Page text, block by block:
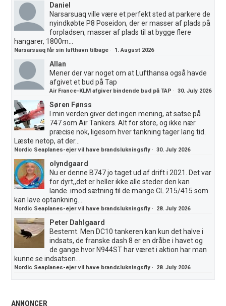
Daniel
Narsarsuaq ville være et perfekt sted at parkere de
nyindkøbte P8 Poseidon, der er masser af plads på
forpladsen, masser af plads til at bygge flere
hangarer, 1800m...
Narsarsuaq får sin lufthavn tilbage · 1. August 2026
Allan
Mener der var noget om at Lufthansa også havde
afgivet et bud på Tap
Air France-KLM afgiver bindende bud på TAP ·30. July 2026
Søren Fønss
I min verden giver det ingen mening, at satse på
747 som Air Tankers. Alt for store, og ikke nær
præcise nok, ligesom hver tankning tager lang tid.
Læste netop, at der...
Nordic Seaplanes-ejer vil have brandslukningsfly ·30. July 2026
olyndgaard
Nu er denne B747 jo taget ud af drift i 2021. Det var
for dyrt,,det er heller ikke alle steder den kan
lande..imod sætning til de mange CL 215/415 som
kan lave optankning...
Nordic Seaplanes-ejer vil have brandslukningsfly · 28. July 2026
Peter Dahlgaard
Bestemt. Men DC10 tankeren kan kun det halve i
indsats, de franske dash 8 er en dråbe i havet og
de gange hvor N944ST har været i aktion har man
kunne se indsatsen....
Nordic Seaplanes-ejer vil have brandslukningsfly · 28. July 2026
ANNONCER